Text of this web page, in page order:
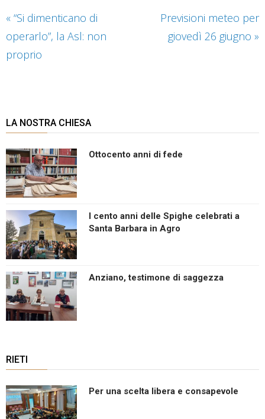
« “Si dimenticano di
operarlo”, la Asl: non
proprio
Previsioni meteo per
giovedì 26 giugno »
LA NOSTRA CHIESA
Ottocento anni di fede
I cento anni delle Spighe celebrati a
Santa Barbara in Agro
Anziano, testimone di saggezza
RIETI
Per una scelta libera e consapevole